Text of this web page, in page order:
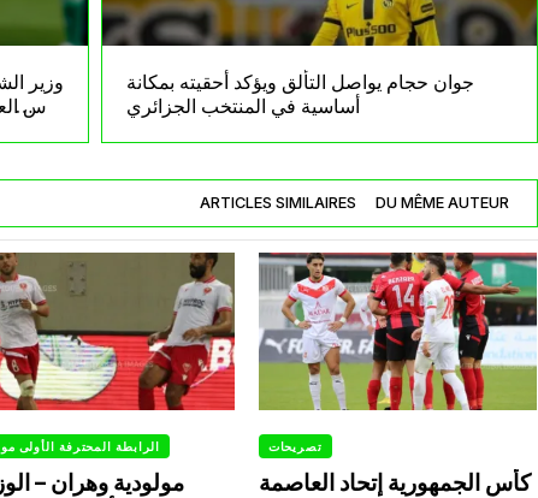
وزير
كأس
جوان حجام يواصل التألق ويؤكد أحقيته بمكانة
أساسية في المنتخب الجزائري
ARTICLES SIMILAIRES DU MÊME AUTEUR
الرابطة المحترفة الأولى
مولودية وهران –
تصريحات
كأس الجمهورية إتحاد العاصمة